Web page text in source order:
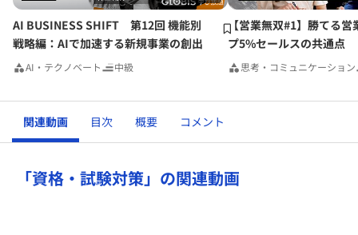
AI BUSINESS SHIFT 第12回 機能別
戦略編：AIで加速する新規事業の創出
AI・テクノベート 中級
【営業無双#1】勝てる営
プ5%セールスの共通点
思考・コミュニケーション
関連動画 目次 概要 コメント
「資格・試験対策」の関連動画